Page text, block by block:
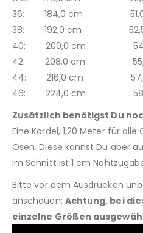
36: 184,0 cm 51,0
38: 192,0 cm 52,5
40: 200,0 cm
42: 208,0 cm 55,5
44: 216,0 cm 57,0
46: 224,0 cm
Zusätzlich benötigst Du
Eine Kordel, 1,20 Meter für
Ösen. Diese kannst Du aber
Im Schnitt ist 1 cm
Bitte vor dem Ausdrucken
anschauen: Achtung, bei
einzelne Größen